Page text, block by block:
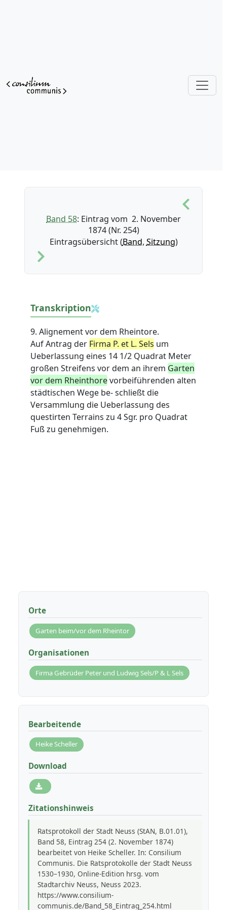
Band 58: Eintrag vom 2. November
1874 (Nr. 254)
Eintragsübersicht (Band, Sitzung)
Transkription
9. Alignement vor dem Rheintore.
Auf Antrag der Firma P. et L. Sels um
Ueberlassung eines 14 1/2 Quadrat Meter
großen Streifens vor dem an ihrem Garten
vor dem Rheinthorevorbeiführenden alten
städtischen Wege be- schließt die
Versammlung die Ueberlassung des
questirten Terrains zu 4 Sgr. pro Quadrat
Fuß zu genehmigen.
Orte
Garten beim/vor dem Rheintor
Organisationen
Firma Gebrüder Peter und Ludwig Sels/P & L Sels
Bearbeitende
Heike Scheller
Download
Zitationshinweis
Ratsprotokoll der Stadt Neuss (StAN, B.01.01),
Band 58, Eintrag 254 (2. November 1874)
bearbeitet von Heike Scheller. In: Consilium
Communis. Die Ratsprotokolle der Stadt Neuss
1530–1930, Online-Edition hrsg. vom
Stadtarchiv Neuss, Neuss 2023.
https://www.consilium-
communis.de/Band_58_Eintrag_254.html